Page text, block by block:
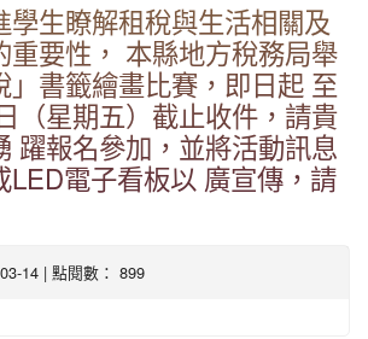
學生瞭解租稅與生活相關及
重要性， 本縣地方稅務局舉
」書籤繪畫比賽，即日起 至
（星期五）截止收件，請貴
躍報名參加，並將活動訊息
LED電子看板以 廣宣傳，請
14 | 點閱數： 899